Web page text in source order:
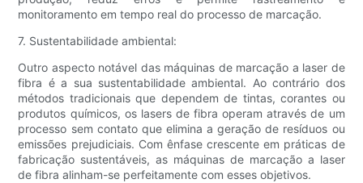
monitoramento em tempo real do processo de marcação.
7. Sustentabilidade ambiental:
Outro aspecto notável das máquinas de marcação a laser de
fibra é a sua sustentabilidade ambiental. Ao contrário dos
métodos tradicionais que dependem de tintas, corantes ou
produtos químicos, os lasers de fibra operam através de um
processo sem contato que elimina a geração de resíduos ou
emissões prejudiciais. Com ênfase crescente em práticas de
fabricação sustentáveis, as máquinas de marcação a laser
de fibra alinham-se perfeitamente com esses objetivos.